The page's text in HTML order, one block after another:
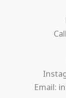
Email: